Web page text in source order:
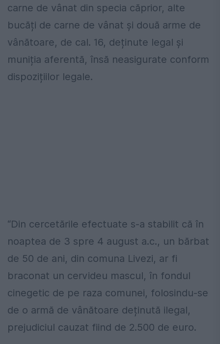
carne de vânat din specia căprior, alte
bucăți de carne de vânat și două arme de
vânătoare, de cal. 16, deținute legal și
muniția aferentă, însă neasigurate conform
dispozițiilor legale.
“Din cercetările efectuate s-a stabilit că în
noaptea de 3 spre 4 august a.c., un bărbat
de 50 de ani, din comuna Livezi, ar fi
braconat un cervideu mascul, în fondul
cinegetic de pe raza comunei, folosindu-se
de o armă de vânătoare deținută ilegal,
prejudiciul cauzat fiind de 2.500 de euro.